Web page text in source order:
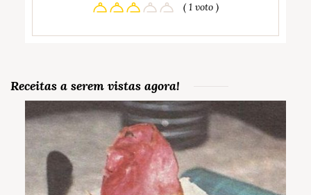
( 1 voto )
Receitas a serem vistas agora!